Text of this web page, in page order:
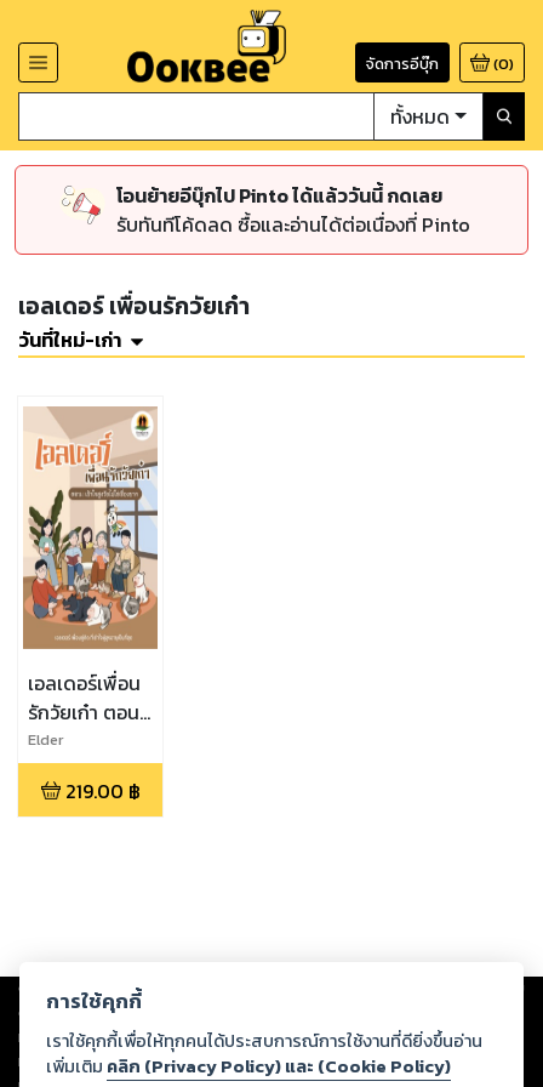
จัดการอีบุ๊ก (0)
ทั้งหมด
โอนย้ายอีบุ๊กไป Pinto ได้แล้ววันนี้ กดเลย
รับทันทีโค้ดลด ซื้อและอ่านได้ต่อเนื่องที่ Pinto
เอลเดอร์ เพื่อนรักวัยเก๋า
วันที่ใหม่-เก่า
เอลเดอร์เพื่อน
รักวัยเก๋า ตอน
เข้าใจสูงวัยไม่ใช่
เรื่องยาก
Elder
219.00 ฿
Copyright © 2026
ต่อผลงานหรือเนื้อหาใดที่อัปโหลดผ่านเว็บไซต์และปรากฏว่าละเมิดสิทธิใน
ทรัพย์สินทางปัญญาของบุคคลอื่นหรือขัดต่อกฎหมายและศีลธรรม ดังนั้น ผู้อ่าน
ทุกท่านโปรดใช้วิจารณญาณในการกลั่นกรองด้วยตนเอง และหากท่านพบว่าส่วน
การใช้คุกกี้
เราใช้คุกกี้เพื่อให้ทุกคนได้ประสบการณ์การใช้งานที่ดียิ่งขึ้นอ่าน
เพิ่มเติม คลิก (Privacy Policy) และ (Cookie Policy)